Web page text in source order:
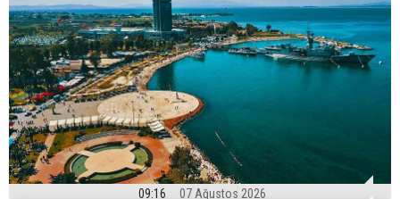
09:16 07 Ağustos 2026